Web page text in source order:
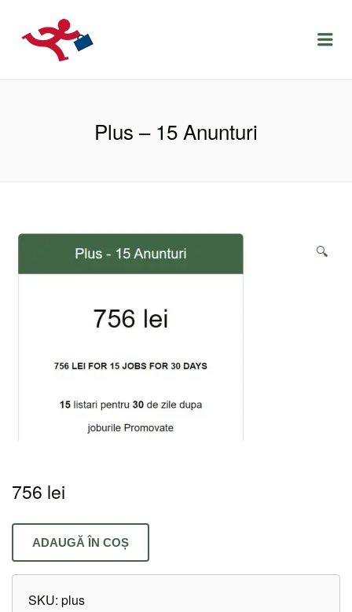
LOCURIDEMUNCACLUJ.NET
Plus – 15 Anunturi
🔍
756 lei
ADAUGĂ ÎN COȘ
SKU: plus